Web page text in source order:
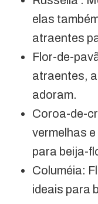
elas
atraentes
Flor-de-
atraentes,
adoram.
Coroa-de-
vermelhas
para beija-
Columéia:
ideais para